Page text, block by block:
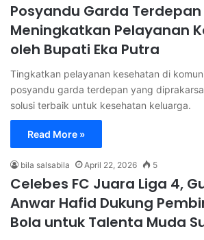
Posyandu Garda
Meningkatkan Pelayanan
oleh Bupati Eka Putra
Tingkatkan pelayanan kesehatan di
posyandu garda terdepan yang
solusi terbaik untuk kesehatan keluarga.
Read More »
bila salsabila April 22, 2026 5
Celebes FC Juara Liga 4,
Anwar Hafid Dukung
Bola untuk Talenta Muda